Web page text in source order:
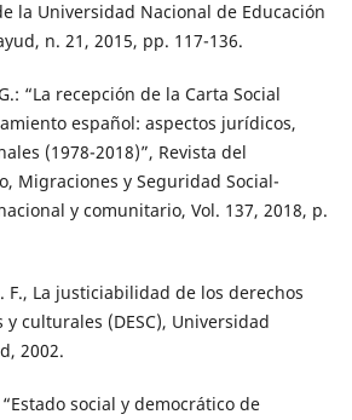
la Universidad Nacional de Educación
n. 21, 2015, pp. 117-136.
“La recepción de la Carta Social
español: aspectos jurídicos,
(1978-2018)”, Revista del
Migraciones y Seguridad Social-
y comunitario, Vol. 137, 2018, p.
F., La justiciabilidad de los derechos
y culturales (DESC), Universidad
2002.
“Estado social y democrático de